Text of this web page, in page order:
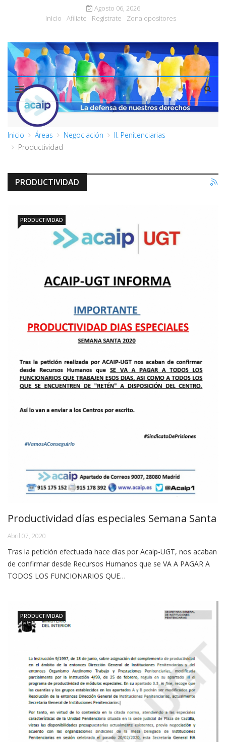
Agosto 06, 2026
Inicio
Afiliate Regístrate Zona opositores
Inicio Áreas Negociación
II. Penitenciarias
Productividad
PRODUCTIVIDAD
PRODUCTIVIDAD
Productividad días especiales Semana Santa
Abril 07, 2020
Tras la petición efectuada hace días por Acaip-UGT, nos acaban
de confirmar desde Recursos Humanos que se VA A PAGAR A
TODOS LOS FUNCIONARIOS QUE…
PRODUCTIVIDAD